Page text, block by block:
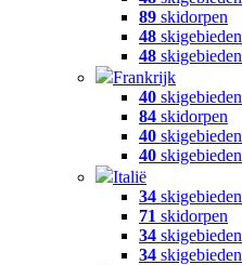
89 skidorpen
48 skigebieden
48 skigebieden
Frankrijk
40 skigebieden
84 skidorpen
40 skigebieden
40 skigebieden
Italië
34 skigebieden
71 skidorpen
34 skigebieden
34 skigebieden